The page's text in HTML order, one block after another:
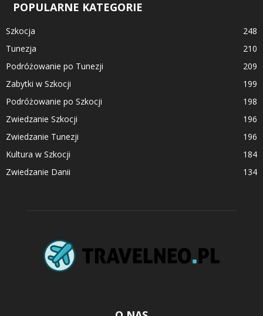
POPULARNE KATEGORIE
Szkocja
248
Tunezja
210
Podróżowanie po Tunezji
209
Zabytki w Szkocji
199
Podróżowanie po Szkocji
198
Zwiedzanie Szkocji
196
Zwiedzanie Tunezji
196
Kultura w Szkocji
184
Zwiedzanie Danii
134